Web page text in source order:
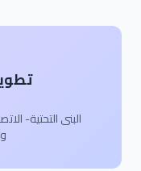
البنى التحتية-